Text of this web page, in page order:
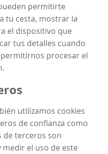
permitirte
tu cesta, mostrar la
el dispositivo que
tus detalles cuando
procesar el
utilizamos cookies
de confianza como
de terceros son
el uso de este